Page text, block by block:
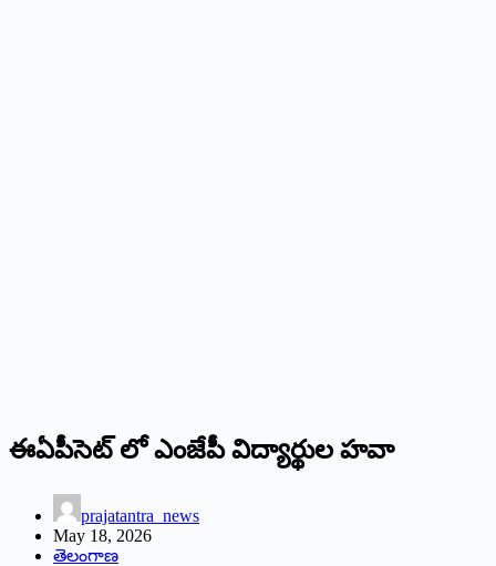
ఈఏపీసెట్ లో ఎంజేపీ విద్యార్థుల హవా
prajatantra_news
May 18, 2026
తెలంగాణ